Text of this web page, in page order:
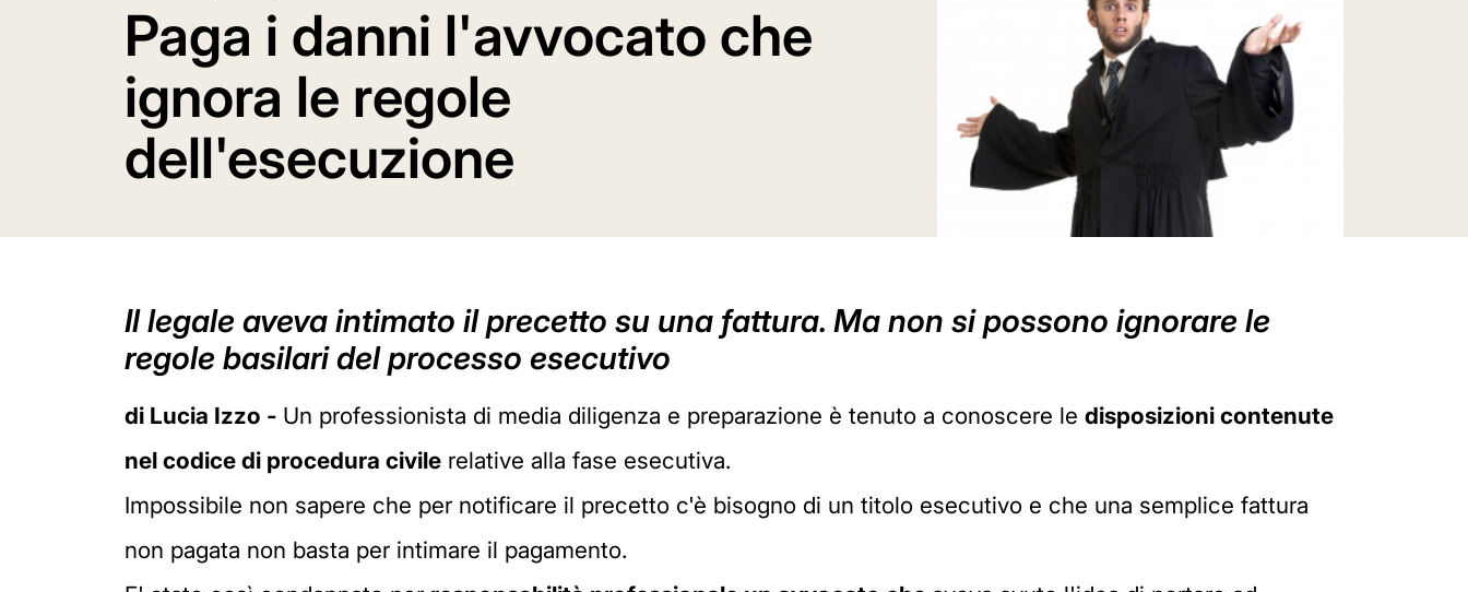
Paga i danni l'avvocato che
ignora le regole
dell'esecuzione
Il legale aveva intimato il precetto su una fattura. Ma non si possono ignorare le
regole basilari del processo esecutivo
di Lucia Izzo - Un professionista di media diligenza e preparazione è tenuto a conoscere le disposizioni contenute
nel codice di procedura civile relative alla fase esecutiva.
Impossibile non sapere che per notificare il precetto c'è bisogno di un titolo esecutivo e che una semplice fattura
non pagata non basta per intimare il pagamento.